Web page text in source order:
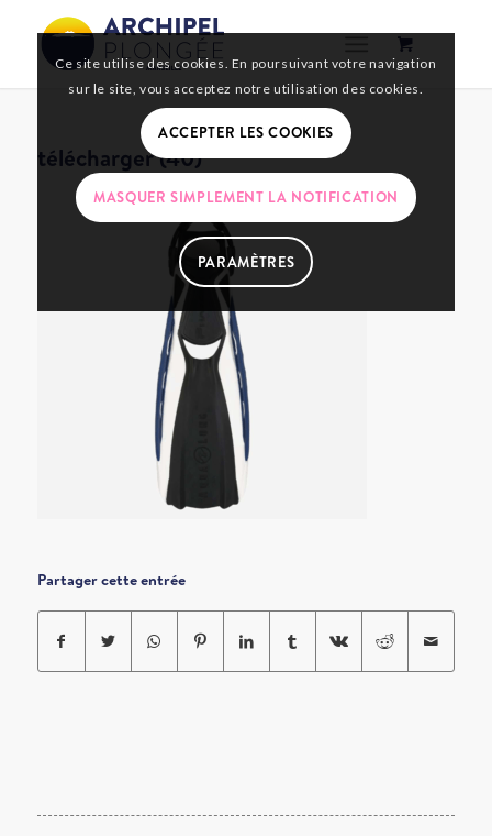
télécharger (40)
Partager cette entrée
Ce site utilise des cookies. En poursuivant votre navigation
sur le site, vous acceptez notre utilisation des cookies.
ACCEPTER LES COOKIES
MASQUER SIMPLEMENT LA NOTIFICATION
PARAMÈTRES